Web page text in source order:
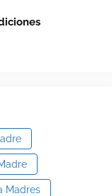
Madres